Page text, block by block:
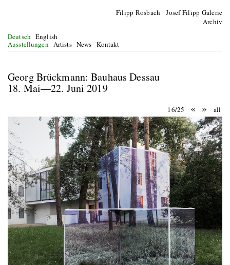
Filipp Rosbach Josef Filipp Galerie
Archiv
Deutsch English
Ausstellungen Artists News Kontakt
Georg Brückmann: Bauhaus Dessau
18. Mai—22. Juni 2019
16/25 « » all